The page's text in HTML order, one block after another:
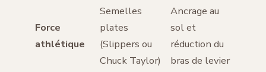
Force
athlétique
Semelles
plates
(Slippers ou
Chuck Taylor)
Ancrage au
sol et
réduction du
bras de levier